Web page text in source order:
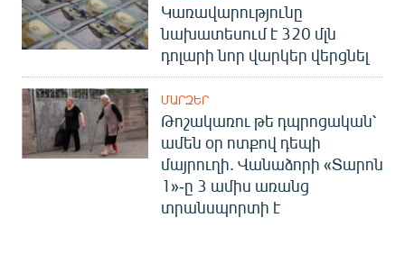
Կառավարությունը
նախատեսում է 320 մլն
դոլարի նոր վարկեր վերցնել
ՄԱՐԶԵՐ
Թոշակառու թե դպրոցական՝
ամեն օր ոտքով դեպի
մայրուղի. Վանաձորի «Տարոն
1»-ը 3 ամիս առանց
տրանսպորտի է